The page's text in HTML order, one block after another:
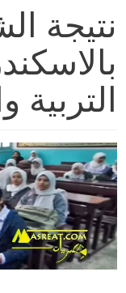
نتيجة
التربية